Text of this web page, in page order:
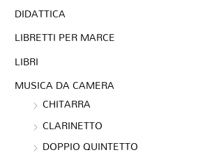
DIDATTICA
LIBRETTI PER MARCE
LIBRI
MUSICA DA CAMERA
CHITARRA
CLARINETTO
DOPPIO QUINTETTO